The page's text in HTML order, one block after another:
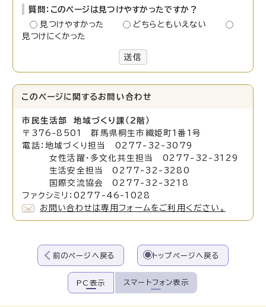
質問：このページは見つけやすかったですか？
見つけやすかった
どちらともいえない
見つけにくかった
送信
このページに関する お問い合わせ
市民生活部 地域づくり課（2階）
〒376-8501 群馬県桐生市織姫町1番1号
電話：地域づくり担当 0277-32-3079
女性活躍・多文化共生担当 0277-32-3129
生活安全担当 0277-32-3280
国際交流協会 0277-32-3218
ファクシミリ：0277-46-1028
お問い合わせは専用フォームをご利用ください。
前のページへ戻る トップページへ戻る
PC表示 スマートフォン表示